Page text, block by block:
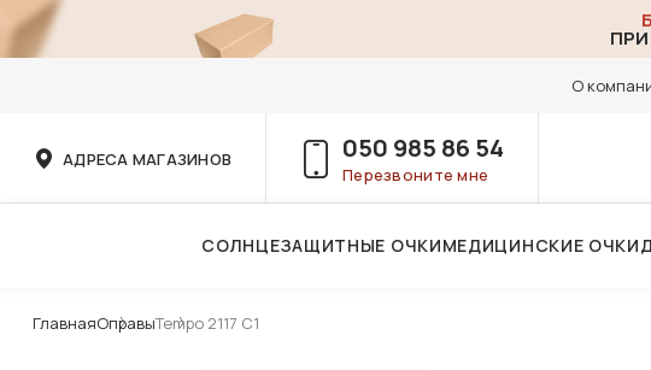
ПРИ
О
АДРЕСА МАГАЗИНОВ 050 985 86 54
Перезвоните мне
СОЛНЦЕЗАЩИТНЫЕ ОЧКИМЕДИЦИНСКИЕ ОЧКИ
ГлавнаяОправыTempo 2117 C1